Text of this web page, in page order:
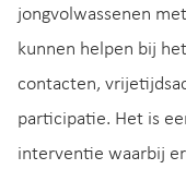
jongvolwassenen
kunnen helpen bij
contacten,
participatie. Het is
interventie waarbij